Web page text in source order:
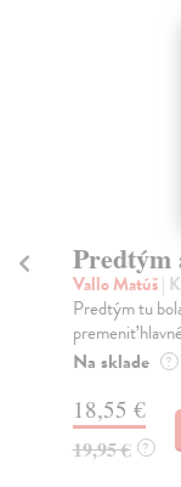
ktorí chceli
eur...